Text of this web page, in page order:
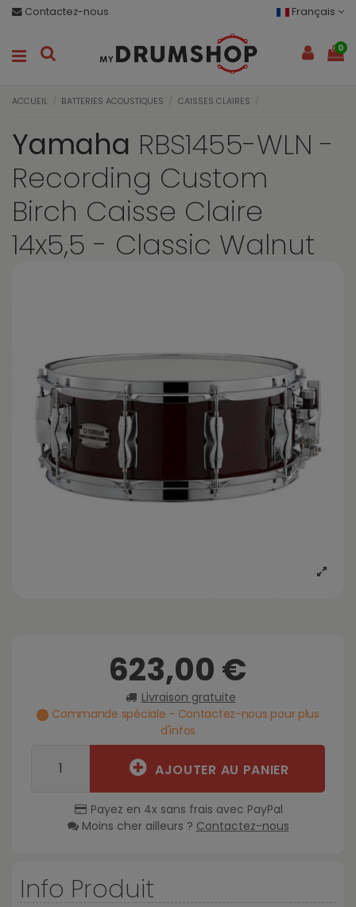
Contactez-nous Français
0
ACCUEIL BATTERIES ACOUSTIQUES CAISSES CLAIRES
Yamaha RBS1455-WLN -
Recording Custom
Birch Caisse Claire
14x5,5 - Classic Walnut
623,00 €
Livraison gratuite
Commande spéciale - Contactez-nous pour plus
d'infos
AJOUTER AU PANIER
Payez en 4x sans frais avec PayPal
Moins cher ailleurs ? Contactez-nous
Info Produit